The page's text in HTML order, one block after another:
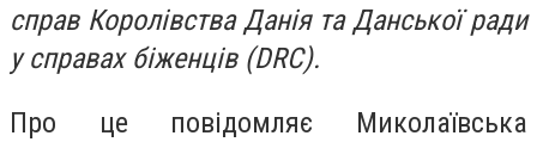
справ Королівства Данія та Данської ради
у справах біженців (DRC).
Про це повідомляє Миколаївська